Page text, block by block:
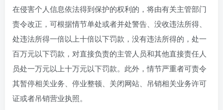
在侵害个人信息依法得到保护的权利的，将由有关主管部门
责令改正，可根据情节单处或者并处警告、没收违法所得、
处违法所得一倍以上十倍以下罚款，没有违法所得的，处一
百万元以下罚款，对直接负责的主管人员和其他直接责任人
员处一万元以上十万元以下罚款。此外，情节严重者可责令
其暂停相关业务、停业整顿、关闭网站、吊销相关业务许可
证或者吊销营业执照。